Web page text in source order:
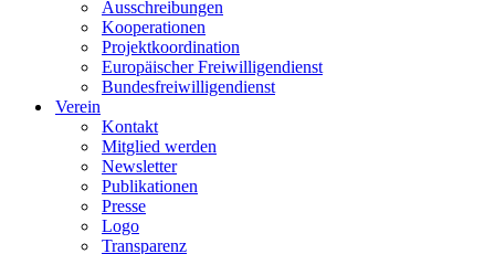
Ausschreibungen
Kooperationen
Projektkoordination
Europäischer Freiwilligendienst
Bundesfreiwilligendienst
Verein
Kontakt
Mitglied werden
Newsletter
Publikationen
Presse
Logo
Transparenz